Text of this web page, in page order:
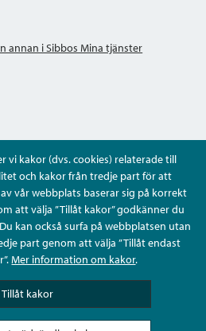
vi kakor (dvs. cookies) relaterade till
och kakor från tredje part för att
vår webbplats baserar sig på korrekt
att välja ”Tillåt kakor” godkänner du
kan också surfa på webbplatsen utan
part genom att välja ”Tillåt endast
Mer information om kakor.
Tillåt kakor
annan i Sibbos Mina tjänster
ditt ärende